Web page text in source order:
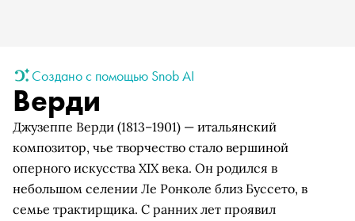
Создано с помощью Snob AI
Верди
Джузеппе Верди (1813–1901) — итальянский
композитор, чье творчество стало вершиной
оперного искусства XIX века. Он родился в
небольшом селении Ле Ронколе близ Буссето, в
семье трактирщика. С ранних лет проявил